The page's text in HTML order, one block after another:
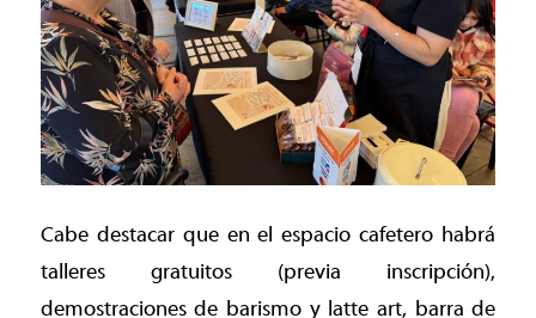
Cabe destacar que en el espacio cafetero habrá
talleres gratuitos (previa inscripción),
demostraciones de barismo y latte art, barra de